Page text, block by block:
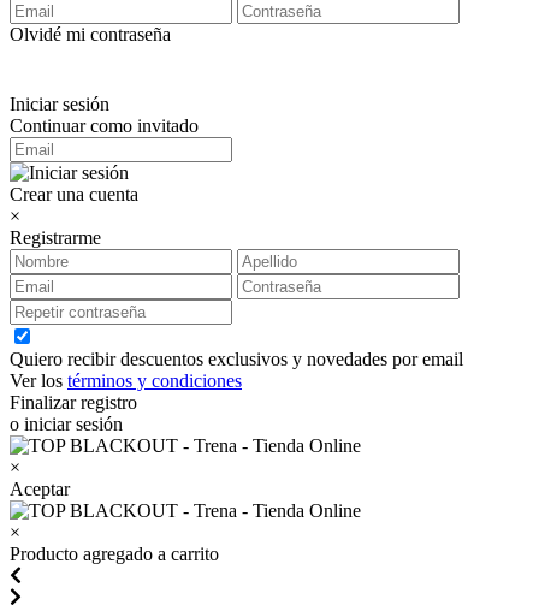
Olvidé mi contraseña
Iniciar sesión
Continuar como invitado
Crear una cuenta
×
Registrarme
Quiero recibir descuentos exclusivos y novedades por email
Ver los términos y condiciones
Finalizar registro
o iniciar sesión
×
Aceptar
×
Producto agregado a carrito